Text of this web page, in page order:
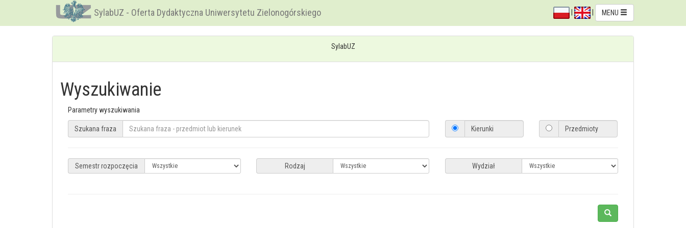
SylabUZ - Oferta Dydaktyczna Uniwersytetu Zielonogórskiego MENU
SylabUZ
Wyszukiwanie
Parametry wyszukiwania
Szukana fraza
Semestr rozpoczęcia Rodzaj Wydział